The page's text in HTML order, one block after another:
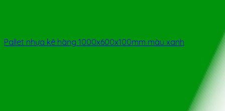
Pallet nhựa kê hàng 1000x600x100mm màu xanh